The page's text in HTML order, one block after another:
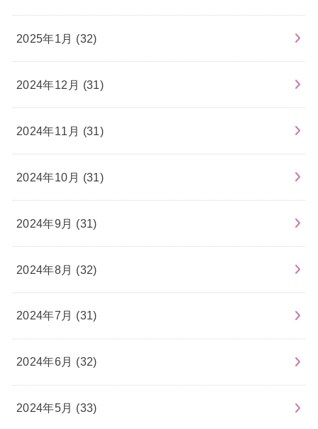
2025年1月 (32)
2024年12月 (31)
2024年11月 (31)
2024年10月 (31)
2024年9月 (31)
2024年8月 (32)
2024年7月 (31)
2024年6月 (32)
2024年5月 (33)